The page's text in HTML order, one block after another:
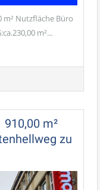
m² Nutzfläche Büro
m²...
910,00 m²
zu